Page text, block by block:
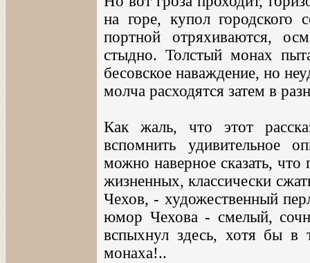
на горе, купол городского
портной отряхиваются,
стыдно. Толстый монах
бесовское наваждение, но
молча расходятся затем в
Как жаль, что этот
вспомнить удивительное
можно наверное сказать, что
жизненных, классически
Чехов, - художественный
юмор Чехова - смелый,
вспыхнул здесь, хотя бы в
монаха!..